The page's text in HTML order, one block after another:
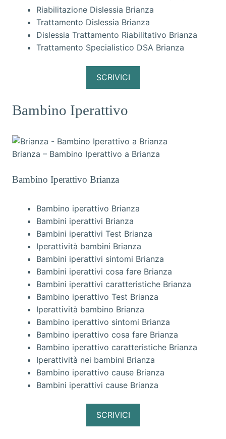
Riabilitazione Dislessia Brianza
Trattamento Dislessia Brianza
Dislessia Trattamento Riabilitativo Brianza
Trattamento Specialistico DSA Brianza
SCRIVICI
Bambino Iperattivo
Brianza – Bambino Iperattivo a Brianza
Bambino Iperattivo Brianza
Bambino iperattivo Brianza
Bambini iperattivi Brianza
Bambini iperattivi Test Brianza
Iperattività bambini Brianza
Bambini iperattivi sintomi Brianza
Bambini iperattivi cosa fare Brianza
Bambini iperattivi caratteristiche Brianza
Bambino iperattivo Test Brianza
Iperattività bambino Brianza
Bambino iperattivo sintomi Brianza
Bambino iperattivo cosa fare Brianza
Bambino iperattivo caratteristiche Brianza
Iperattività nei bambini Brianza
Bambino iperattivo cause Brianza
Bambini iperattivi cause Brianza
SCRIVICI